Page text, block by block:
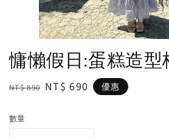
慵懶假日:蛋糕造型
Regular
NT$ 890 Sale
NT$ 690 優惠
數量